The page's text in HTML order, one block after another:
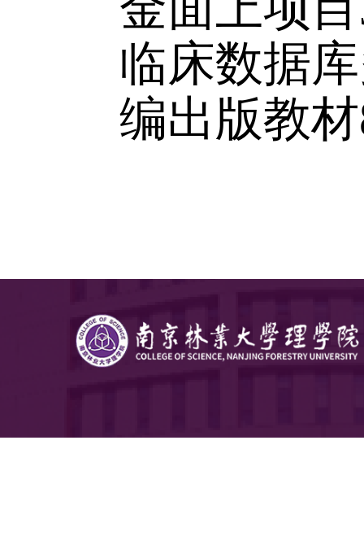
群体药物
生物医药
在国内外
金面上项
临床数据